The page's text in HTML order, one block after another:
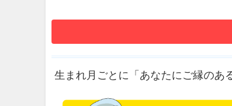
生まれ月ごとに「あなたにご縁のあ